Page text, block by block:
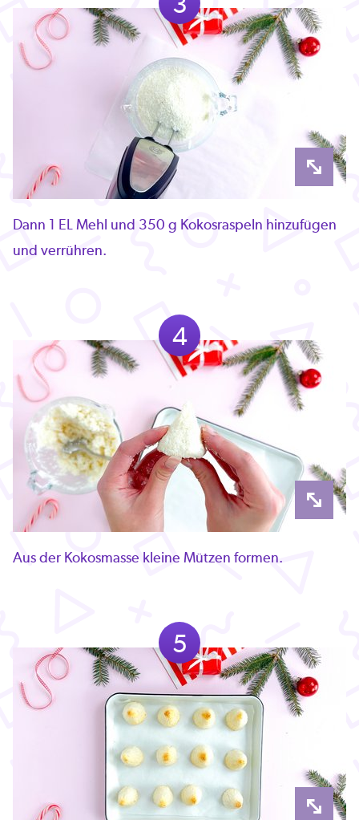
Dann 1 EL Mehl und 350 g Kokosraspeln hinzufügen
und verrühren.
4
Aus der Kokosmasse kleine Mützen formen.
5